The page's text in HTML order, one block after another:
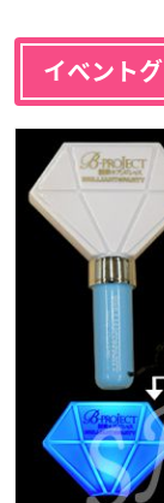
イベント